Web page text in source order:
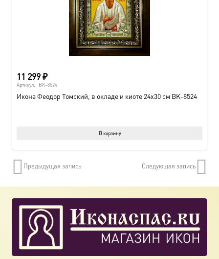
11 299₽
Артикул: BK-8524
Икона Феодор Томский, в окладе и киоте 24х30 см BK-8524
В корзину
Предыдущая запись Следующая запись